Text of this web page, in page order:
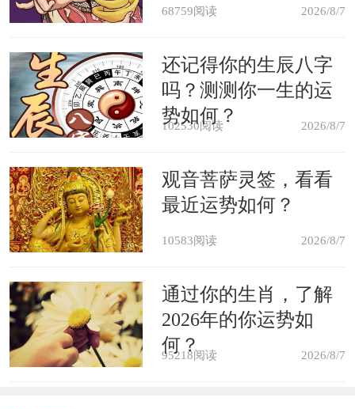
客厅是风水的中心，此处阴暗就如
同人体得了癌症，一时可能不会察觉出
问题，但长时间如此，必然会使人出现
致命的反应，所以对于风水而言，阴暗
的环境如果处理不好就会破坏整体，尤
其风水的流通是需要能量的，而这个能
能量，风水自然就无法运转，严重会导
致家居风水崩溃，使得好的风水格局变
成坏格局，产生不利的后果。
68759阅读 2026/8/7
还记得你的生辰八字
吗？测测你一生的运
势如何？
102530阅读 2026/8/7
观音菩萨灵签，看看
最近运势如何？
10583阅读 2026/8/7
通过你的生肖，了解
2026年的你运势如
何？
95218阅读 2026/8/7